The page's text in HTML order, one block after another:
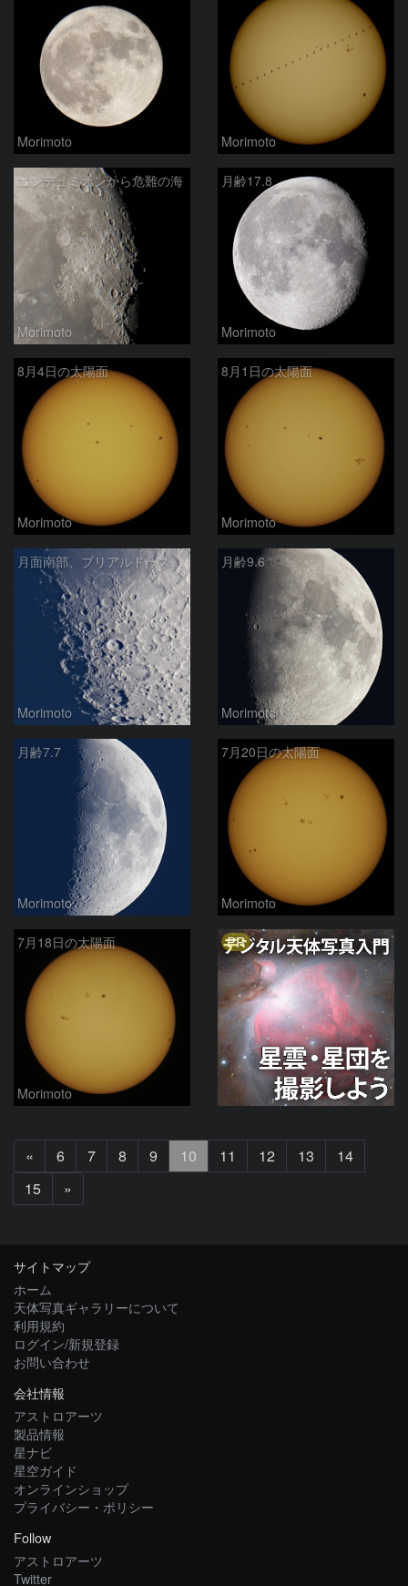
Morimoto Morimoto
エンデュミオンから危難の海
Morimoto
月齢17.8
Morimoto
8月4日の太陽面
Morimoto
8月1日の太陽面
Morimoto
月面南部、ブリアルドゥス～クラヴィウス
Morimoto
月齢9.6
Morimoto
月齢7.7
Morimoto
7月20日の太陽面
Morimoto
7月18日の太陽面
Morimoto
PR
«
へ
6 7 8 9 10 11 12 13
14
15
»
へ
サイトマップ
ホーム
天体写真ギャラリーについて
利用規約
ログイン/新規登録
お問い合わせ
会社情報
アストロアーツ
製品情報
星ナビ
星空ガイド
オンラインショップ
プライバシー・ポリシー
Follow
アストロアーツ
Twitter